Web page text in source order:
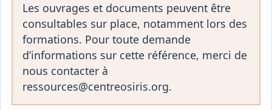
Les ouvrages et documents peuvent être
consultables sur place, notamment lors des
formations. Pour toute demande
d’informations sur cette référence, merci de
nous contacter à
ressources@centreosiris.org.